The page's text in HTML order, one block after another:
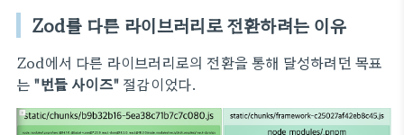
Zod를 다른 라이브러리로 전환하려는 이유
Zod에서 다른 라이브러리로의 전환을 통해 달성하려던 목표
는 "번들 사이즈" 절감이었다.